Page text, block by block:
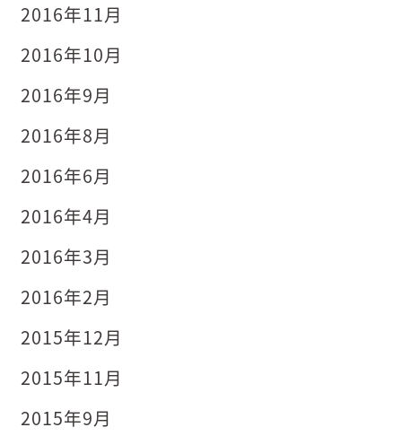
2016年11月
2016年10月
2016年9月
2016年8月
2016年6月
2016年4月
2016年3月
2016年2月
2015年12月
2015年11月
2015年9月